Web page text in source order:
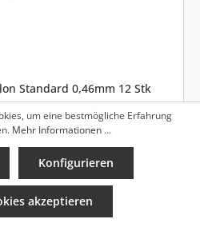
Standard 0,46mm 12 Stk
Warenkorb
um eine bestmögliche Erfahrung
Mehr Informationen ...
Konfigurieren
akzeptieren